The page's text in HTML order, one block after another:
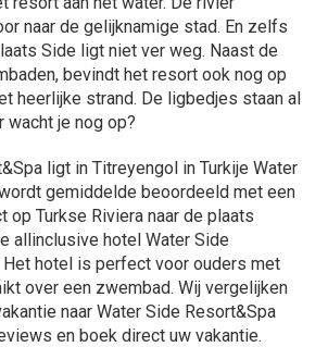
naar de gelijknamige stad. En zelfs
Side ligt niet ver weg. Naast de
bevindt het resort ook nog op
heerlijke strand. De ligbedjes staan al
wacht je nog op?
ligt in Titreyengol in Turkije Water
gemiddelde beoordeeld met een
op Turkse Riviera naar de plaats
allinclusive hotel Water Side
Het hotel is perfect voor ouders met
over een zwembad. Wij vergelijken
naar Water Side Resort&Spa
en boek direct uw vakantie.